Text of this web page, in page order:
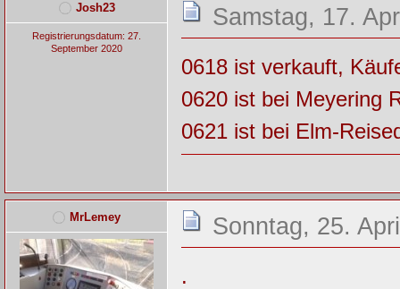
Josh23
Registrierungsdatum: 27.
September 2020
Samstag, 17.
0618 ist verkauft,
0620 ist bei Meyering
0621 ist bei Elm-
MrLemey Sonntag, 25.
.